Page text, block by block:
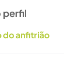
perfil
do anfitrião